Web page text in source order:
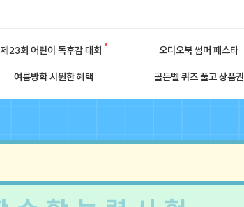
제23회 어린이 독후감 대회 오디오북 썸머 페스타
여름방학 시원한 혜택 골든벨 퀴즈 풀고 상품권